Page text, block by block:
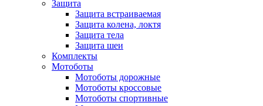
Защита
Защита встраиваемая
Защита колена, локтя
Защита тела
Защита шеи
Комплекты
Мотоботы
Мотоботы дорожные
Мотоботы кроссовые
Мотоботы спортивные